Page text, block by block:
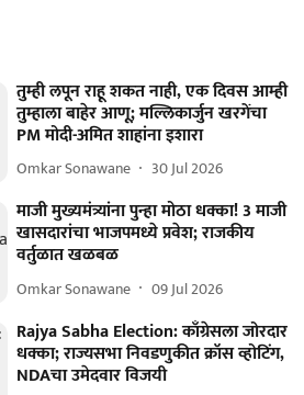
तुम्ही लपून राहू शकत नाही, एक दिवस आम्ही
तुम्हाला बाहेर आणू; मल्लिकार्जुन खरगेंचा
PM मोदी-अमित शाहांना इशारा
Omkar Sonawane 30 Jul 2026
माजी मुख्यमंत्र्यांना पुन्हा मोठा धक्का! 3 माजी
खासदारांचा भाजपमध्ये प्रवेश; राजकीय
वर्तुळात खळबळ
Omkar Sonawane 09 Jul 2026
Rajya Sabha Election: काँग्रेसला जोरदार
धक्का; राज्यसभा निवडणुकीत क्रॉस व्होटिंग,
NDAचा उमेदवार विजयी